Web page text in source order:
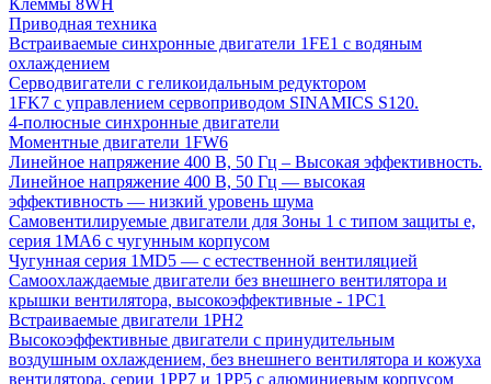
Клеммы 8WH
Приводная техника
Встраиваемые синхронные двигатели 1FE1 с водяным
охлаждением
Серводвигатели с геликоидальным редуктором
1FK7 с управлением сервоприводом SINAMICS S120.
4-полюсные синхронные двигатели
Моментные двигатели 1FW6
Линейное напряжение 400 В, 50 Гц – Высокая эффективность.
Линейное напряжение 400 В, 50 Гц — высокая
эффективность — низкий уровень шума
Самовентилируемые двигатели для Зоны 1 с типом защиты e,
серия 1MA6 с чугунным корпусом
Чугунная серия 1MD5 — с естественной вентиляцией
Самоохлаждаемые двигатели без внешнего вентилятора и
крышки вентилятора, высокоэффективные - 1PC1
Встраиваемые двигатели 1PH2
Высокоэффективные двигатели с принудительным
воздушным охлаждением, без внешнего вентилятора и кожуха
вентилятора, серии 1PP7 и 1PP5 с алюминиевым корпусом